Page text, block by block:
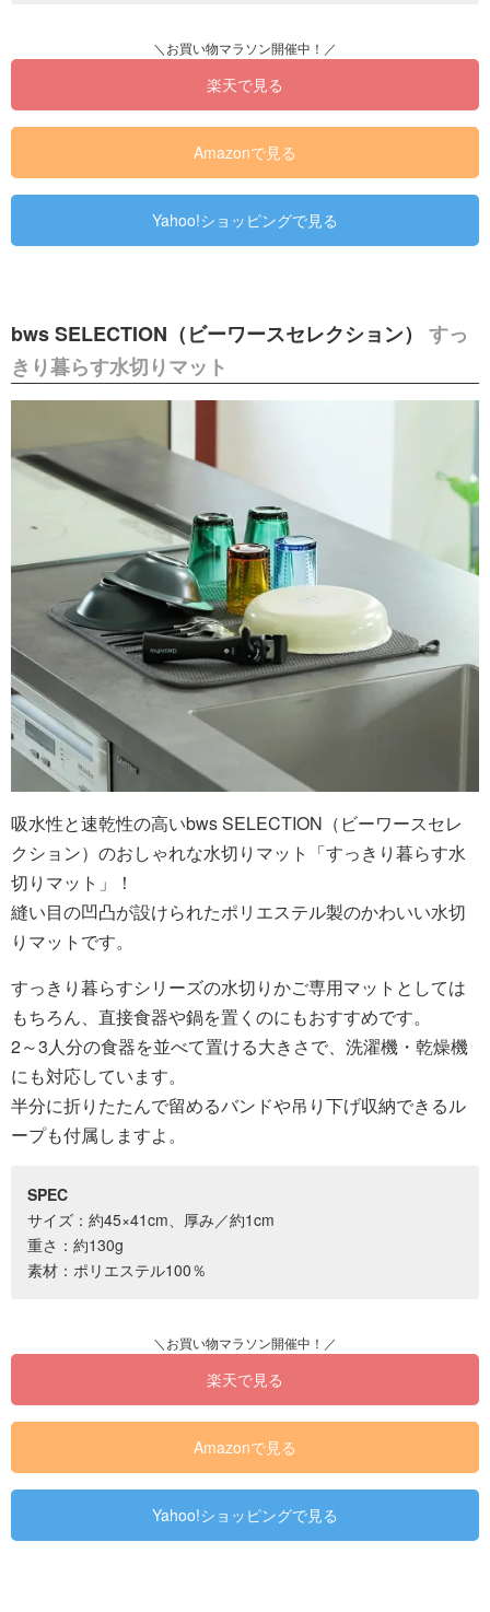
楽天で見る
Amazonで見る
Yahoo!ショッピングで見る
bws SELECTION（ビーワースセレクション） すっ
きり暮らす水切りマット
吸水性と速乾性の高いbws SELECTION（ビーワースセレ
クション）のおしゃれな水切りマット「すっきり暮らす水
切りマット」！
縫い目の凹凸が設けられたポリエステル製のかわいい水切
りマットです。
すっきり暮らすシリーズの水切りかご専用マットとしては
もちろん、直接食器や鍋を置くのにもおすすめです。
2～3人分の食器を並べて置ける大きさで、洗濯機・乾燥機
にも対応しています。
半分に折りたたんで留めるバンドや吊り下げ収納できるル
ープも付属しますよ。
SPEC
サイズ：約45×41cm、厚み／約1cm
重さ：約130g
素材：ポリエステル100％
楽天で見る
Amazonで見る
Yahoo!ショッピングで見る